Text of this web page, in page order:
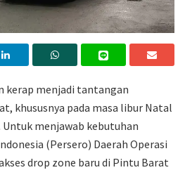
kerap menjadi tantangan
khususnya pada masa libur Natal
Untuk menjawab kebutuhan
(Persero) Daerah Operasi
drop zone baru di Pintu Barat